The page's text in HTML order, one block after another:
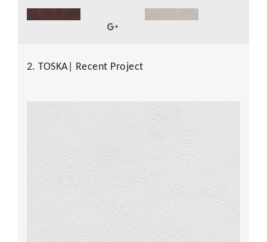
2. TOSKA| Recent Project